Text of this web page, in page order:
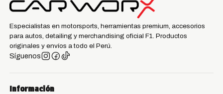
Especialistas en motorsports, herramientas premium, accesorios
para autos, detailing y merchandising oficial F1. Productos
originales y envíos a todo el Perú.
Síguenos
Información